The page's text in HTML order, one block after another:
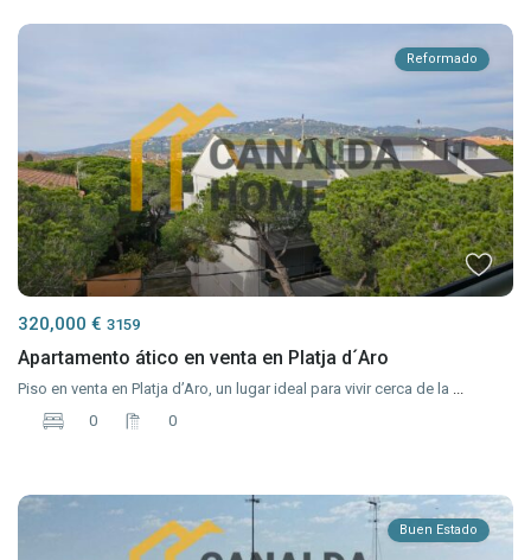
Reformado
320,000 €3159
Apartamento ático en venta en Platja d´Aro
Piso en venta en Platja d’Aro, un lugar ideal para vivir cerca de la ...
0
0
Buen Estado